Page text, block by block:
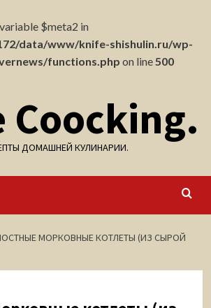
$meta2 in
data/www/knife-shishulin.ru/wp-
functions.php on line500
Coocking.
ДОМАШНЕЙ КУЛИНАРИИ.
МОРКОВНЫЕ КОТЛЕТЫ (ИЗ СЫРОЙ